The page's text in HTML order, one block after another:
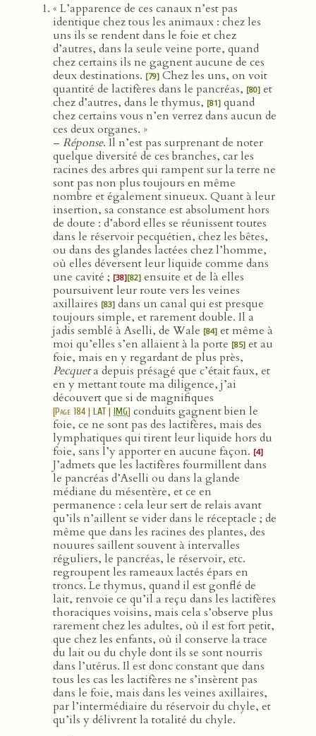
« L’apparence de ces canaux n’est pas
identique chez tous les animaux : chez les
uns ils se rendent dans le foie et chez
d’autres, dans la seule veine porte, quand
chez certains ils ne gagnent aucune de ces
deux destinations. [79] Chez les uns, on voit
quantité de lactifères dans le pancréas, [80] et
chez d’autres, dans le thymus, [81] quand
chez certains vous n’en verrez dans aucun de
ces deux organes. »
– Réponse. Il n’est pas surprenant de noter
quelque diversité de ces branches, car les
racines des arbres qui rampent sur la terre ne
sont pas non plus toujours en même
nombre et également sinueux. Quant à leur
insertion, sa constance est absolument hors
de doute : d’abord elles se réunissent toutes
dans le réservoir pecquétien, chez les bêtes,
ou dans des glandes lactées chez l’homme,
où elles déversent leur liquide comme dans
une cavité ; [38][82] ensuite et de là elles
poursuivent leur route vers les veines
axillaires [83] dans un canal qui est presque
toujours simple, et rarement double. Il a
jadis semblé à Aselli, de Wale [84] et même à
moi qu’elles s’en allaient à la porte [85] et au
foie, mais en y regardant de plus près,
Pecqueta depuis présagé que c’était faux, et
en y mettant toute ma diligence, j’ai
découvert que si de magnifiques
[Page 184 | LAT| IMG] conduits gagnent bien le
foie, ce ne sont pas des lactifères, mais des
lymphatiques qui tirent leur liquide hors du
foie, sans l’y apporter en aucune façon. [4]
J’admets que les lactifères fourmillent dans
le pancréas d’Aselli ou dans la glande
médiane du mésentère, et ce en
permanence : cela leur sert de relais avant
qu’ils n’aillent se vider dans le réceptacle ; de
même que dans les racines des plantes, des
nouures saillent souvent à intervalles
réguliers, le pancréas, le réservoir, etc.
regroupent les rameaux lactés épars en
troncs. Le thymus, quand il est gonflé de
lait, renvoie ce qu’il a reçu dans les lactifères
thoraciques voisins, mais cela s’observe plus
rarement chez les adultes, où il est fort petit,
que chez les enfants, où il conserve la trace
du lait ou du chyle dont ils se sont nourris
dans l’utérus. Il est donc constant que dans
tous les cas les lactifères ne s’insèrent pas
dans le foie, mais dans les veines axillaires,
par l’intermédiaire du réservoir du chyle, et
qu’ils y délivrent la totalité du chyle.